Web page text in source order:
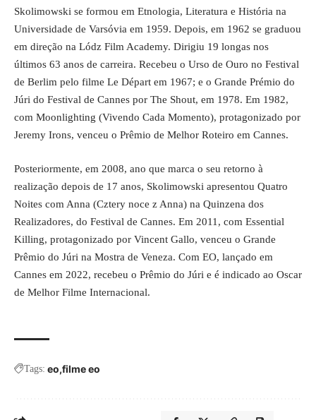
Skolimowski se formou em Etnologia, Literatura e História na
Universidade de Varsóvia em 1959. Depois, em 1962 se graduou
em direção na Lódz Film Academy. Dirigiu 19 longas nos
últimos 63 anos de carreira. Recebeu o Urso de Ouro no Festival
de Berlim pelo filme Le Départ em 1967; e o Grande Prémio do
Júri do Festival de Cannes por The Shout, em 1978. Em 1982,
com Moonlighting (Vivendo Cada Momento), protagonizado por
Jeremy Irons, venceu o Prêmio de Melhor Roteiro em Cannes.
Posteriormente, em 2008, ano que marca o seu retorno à
realização depois de 17 anos, Skolimowski apresentou Quatro
Noites com Anna (Cztery noce z Anna) na Quinzena dos
Realizadores, do Festival de Cannes. Em 2011, com Essential
Killing, protagonizado por Vincent Gallo, venceu o Grande
Prêmio do Júri na Mostra de Veneza. Com EO, lançado em
Cannes em 2022, recebeu o Prêmio do Júri e é indicado ao Oscar
de Melhor Filme Internacional.
Tags: eo filme eo